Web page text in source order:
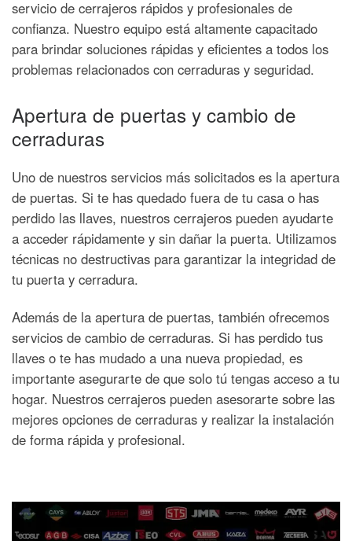
servicio de cerrajeros rápidos y profesionales de
confianza. Nuestro equipo está altamente capacitado
para brindar soluciones rápidas y eficientes a todos los
problemas relacionados con cerraduras y seguridad.
Apertura de puertas y cambio de
cerraduras
Uno de nuestros servicios más solicitados es la apertura
de puertas. Si te has quedado fuera de tu casa o has
perdido las llaves, nuestros cerrajeros pueden ayudarte
a acceder rápidamente y sin dañar la puerta. Utilizamos
técnicas no destructivas para garantizar la integridad de
tu puerta y cerradura.
Además de la apertura de puertas, también ofrecemos
servicios de cambio de cerraduras. Si has perdido tus
llaves o te has mudado a una nueva propiedad, es
importante asegurarte de que solo tú tengas acceso a tu
hogar. Nuestros cerrajeros pueden asesorarte sobre las
mejores opciones de cerraduras y realizar la instalación
de forma rápida y profesional.